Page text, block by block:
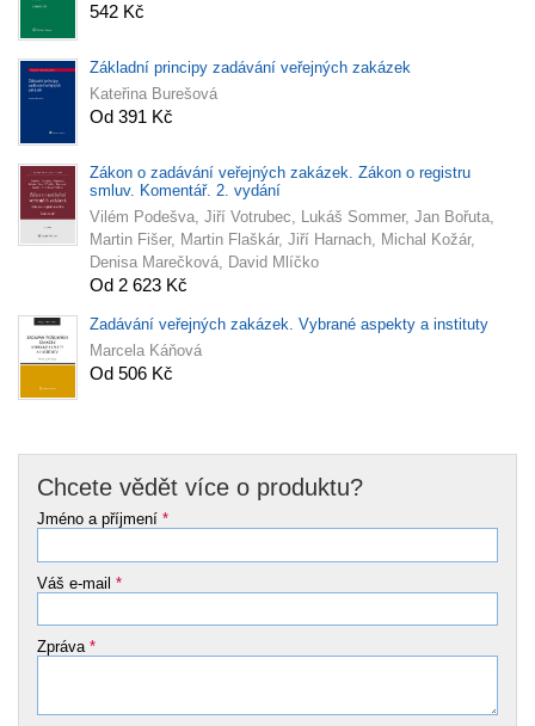
542 Kč
Základní principy zadávání veřejných zakázek
Kateřina Burešová
Od 391 Kč
Zákon o zadávání veřejných zakázek. Zákon o registru
smluv. Komentář. 2. vydání
Vilém Podešva, Jiří Votrubec, Lukáš Sommer, Jan Bořuta,
Martin Fišer, Martin Flaškár, Jiří Harnach, Michal Kožár,
Denisa Marečková, David Mlíčko
Od 2 623 Kč
Zadávání veřejných zakázek. Vybrané aspekty a instituty
Marcela Káňová
Od 506 Kč
Chcete vědět více o produktu?
Jméno a příjmení *
Váš e-mail *
Zpráva *